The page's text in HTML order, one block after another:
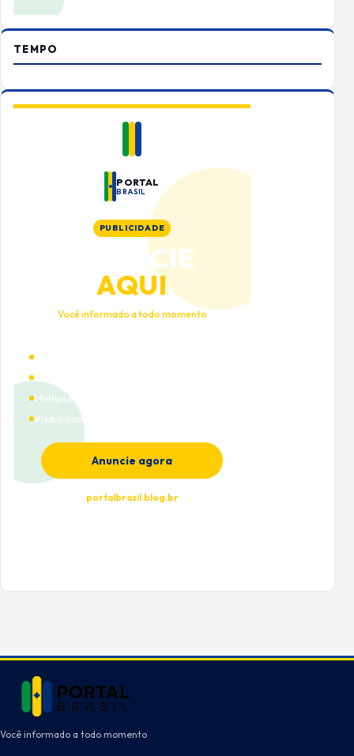
TEMPO
PORTAL
BRASIL
PUBLICIDADE
ANUNCIE
AQUI
Você informado a todo momento
Múltiplas categorias
Visibilidade premium
Anuncie agora
portalbrasil.blog.br
Você informado a todo momento